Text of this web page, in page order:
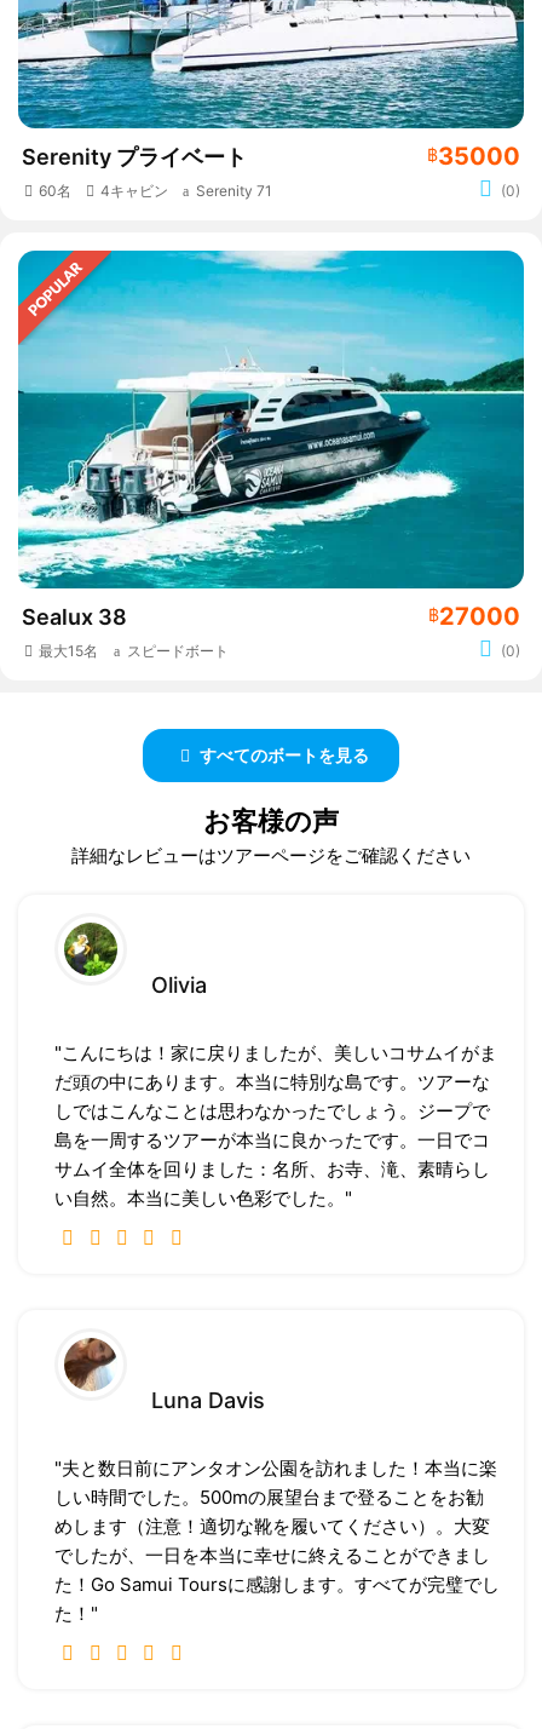
Serenity プライベート ฿35000
60名 4キャビン Serenity 71 (0)
Sealux 38 ฿27000
最大15名 スピードボート (0)
すべてのボートを見る
お客様の声
詳細なレビューはツアーページをご確認ください
Olivia
"こんにちは！家に戻りましたが、美しいコサムイがま
だ頭の中にあります。本当に特別な島です。ツアーな
しではこんなことは思わなかったでしょう。ジープで
島を一周するツアーが本当に良かったです。一日でコ
サムイ全体を回りました：名所、お寺、滝、素晴らし
い自然。本当に美しい色彩でした。"
Luna Davis
"夫と数日前にアンタオン公園を訪れました！本当に楽
しい時間でした。500mの展望台まで登ることをお勧
めします（注意！適切な靴を履いてください）。大変
でしたが、一日を本当に幸せに終えることができまし
た！Go Samui Toursに感謝します。すべてが完璧でし
た！"